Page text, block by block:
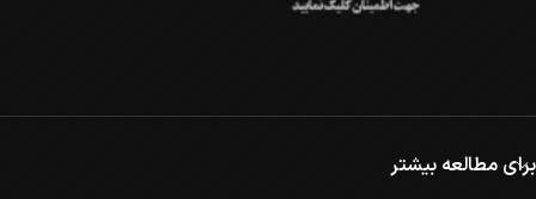
برای مطالعه بیشتر